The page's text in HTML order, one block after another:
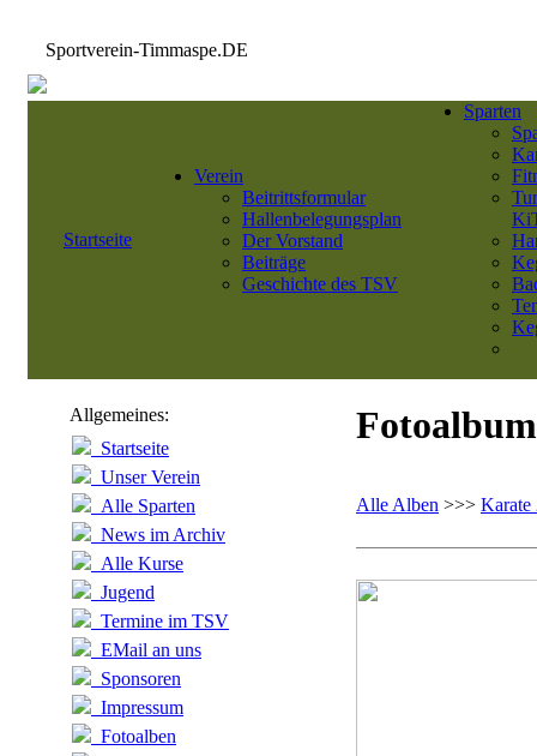
Sportverein-Timmaspe.DE
Startseite
Verein
Beitrittsformular
Hallenbelegungsplan
Der Vorstand
Beiträge
Geschichte des TSV
Sparten
Allgemeines:
Startseite
Unser Verein
Alle Sparten
News im Archiv
Alle Kurse
Jugend
Termine im TSV
EMail an uns
Sponsoren
Impressum
Fotoalben
Fotoalbum
Alle Alben >>> Karate